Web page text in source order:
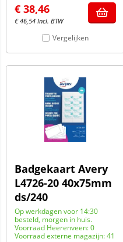
€ 38,46
€46,54 Incl. BTW
Vergelijken
Badgekaart Avery
L4726-20 40x75mm
ds/240
Op werkdagen voor 14:30
besteld, morgen in huis.
Voorraad Heerenveen: 0
Voorraad externe magazijn: 41